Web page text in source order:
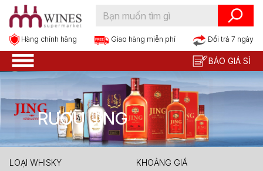
Hàng chính hãng Giao hàng miễn phí Đổi trả 7 ngày
BÁO GIÁ SỈ
RƯỢU JING
LOẠI WHISKY KHOẢNG GIÁ